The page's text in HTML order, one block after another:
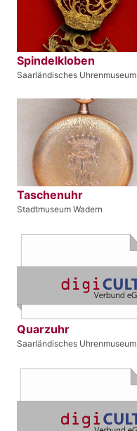
Spindelkloben
Saarländisches Uhrenmuseum
Taschenuhr
Stadtmuseum Wadern
Quarzuhr
Saarländisches Uhrenmuseum